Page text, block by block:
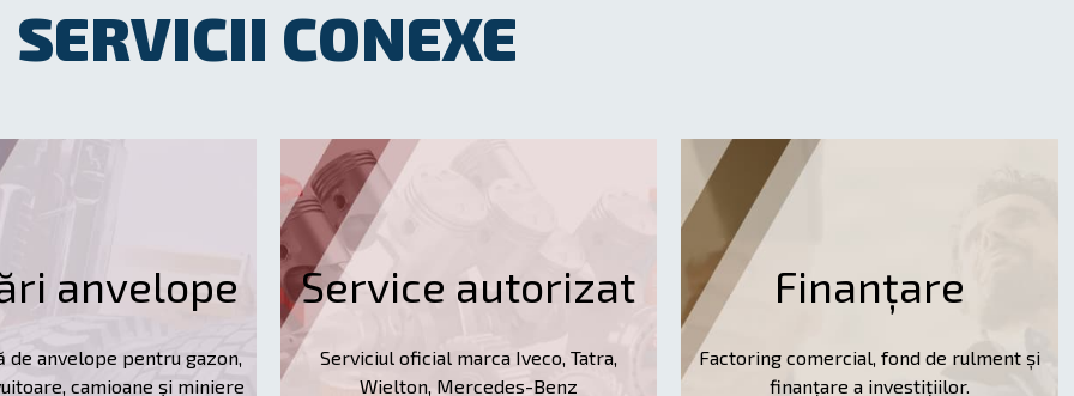
SERVICII CONEXE
anvelope
de anvelope pentru gazon,
camioane și miniere
Service autorizat
Serviciul oficial marca Iveco, Tatra,
Wielton, Mercedes-Benz
Finanțare
Factoring comercial, fond de rulment și
finanțare a investițiilor.